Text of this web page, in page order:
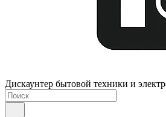
Дискаунтер бытовой техники и